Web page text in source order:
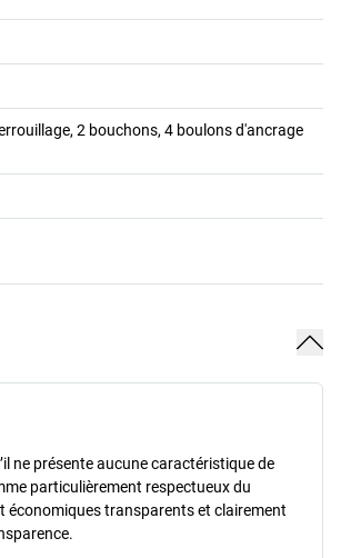
2 bouchons, 4 boulons d'ancrage
ne présente aucune caractéristique de
particulièrement respectueux du
économiques transparents et clairement